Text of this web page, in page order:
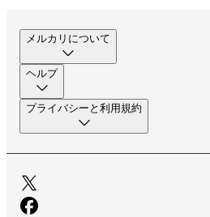
メルカリについて
ヘルプ
プライバシーと利用規約